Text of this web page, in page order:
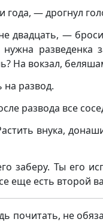
года, — дрогнул
двадцать, —
нужна
На вокзал,
на развод.
развода все
внука,
заберу. Ты его
еще есть второй
почитать, не